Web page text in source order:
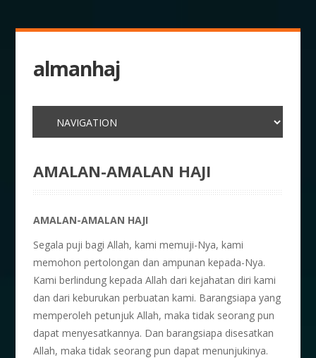
almanhaj
AMALAN-AMALAN HAJI
AMALAN-AMALAN HAJI
Segala puji bagi Allah, kami memuji-Nya, kami
memohon pertolongan dan ampunan kepada-Nya.
Kami berlindung kepada Allah dari kejahatan diri kami
dan dari keburukan perbuatan kami. Barangsiapa yang
memperoleh petunjuk Allah, maka tidak seorang pun
dapat menyesatkannya. Dan barangsiapa disesatkan
Allah, maka tidak seorang pun dapat menunjukinya.